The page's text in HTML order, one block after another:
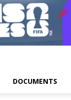
DOCUMENTS